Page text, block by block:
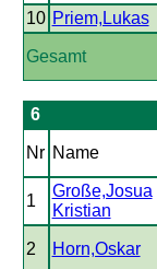
10 Priem,Lukas
Gesamt
6
Nr Name
1
Große,Josua
Kristian
2 Horn,Oskar